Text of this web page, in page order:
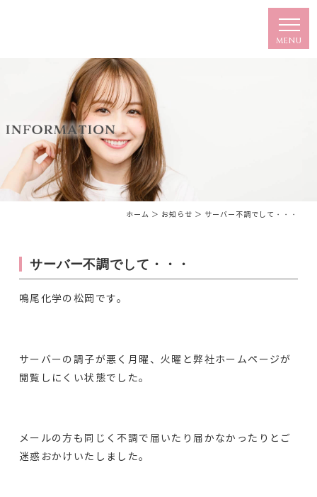
ホーム ＞ お知らせ ＞ サーバー不調でして・・・
サーバー不調でして・・・
鳴尾化学の松岡です。
サーバーの調子が悪く月曜、火曜と弊社ホームページが
閲覧しにくい状態でした。
メールの方も同じく不調で届いたり届かなかったりとご
迷惑おかけいたしました。